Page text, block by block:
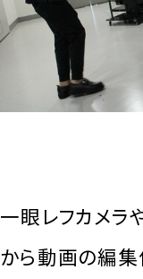
一眼レフカメラ
から動画の編集